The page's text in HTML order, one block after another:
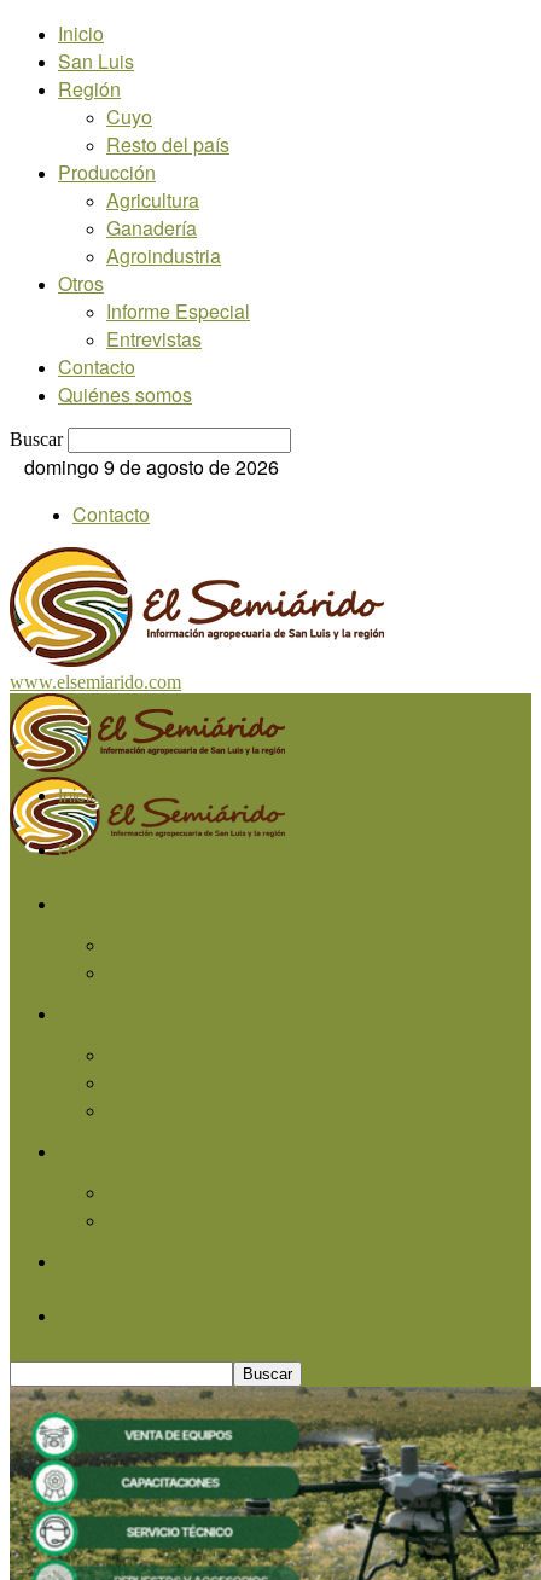
Inicio
San Luis
Región
Cuyo
Resto del país
Producción
Agricultura
Ganadería
Agroindustria
Otros
Informe Especial
Entrevistas
Contacto
Quiénes somos
Buscar
domingo 9 de agosto de 2026
Contacto
www.elsemiarido.com
Inicio
San Luis